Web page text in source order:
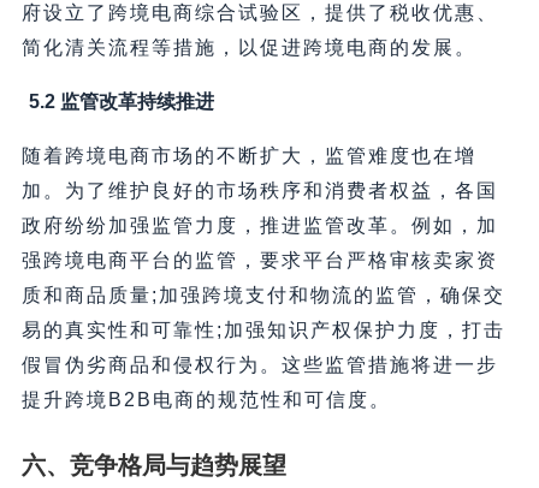
府设立了跨境电商综合试验区，提供了税收优惠、
简化清关流程等措施，以促进跨境电商的发展。
5.2 监管改革持续推进
随着跨境电商市场的不断扩大，监管难度也在增
加。为了维护良好的市场秩序和消费者权益，各国
政府纷纷加强监管力度，推进监管改革。例如，加
强跨境电商平台的监管，要求平台严格审核卖家资
质和商品质量;加强跨境支付和物流的监管，确保交
易的真实性和可靠性;加强知识产权保护力度，打击
假冒伪劣商品和侵权行为。这些监管措施将进一步
提升跨境B2B电商的规范性和可信度。
六、竞争格局与趋势展望